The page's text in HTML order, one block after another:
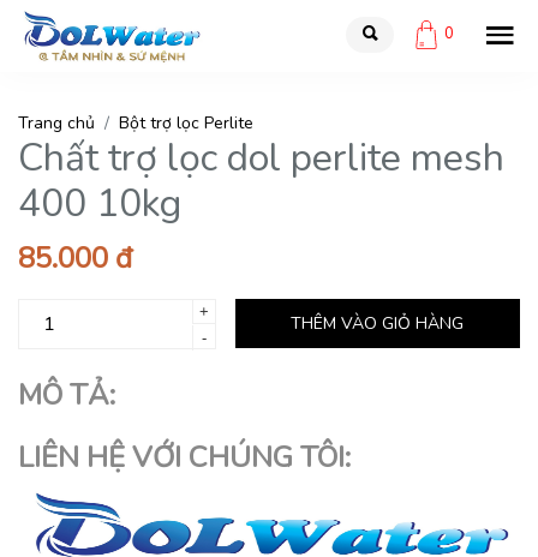
0
Trang chủ Bột trợ lọc Perlite
Chất trợ lọc dol perlite mesh
400 10kg
85.000 đ
+
-
THÊM VÀO GIỎ HÀNG
MÔ TẢ:
LIÊN HỆ VỚI CHÚNG TÔI: